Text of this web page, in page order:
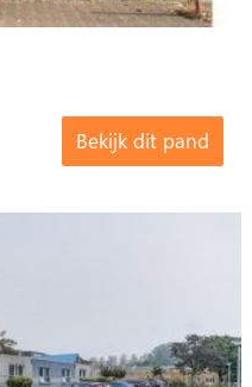
Bekijk dit pand